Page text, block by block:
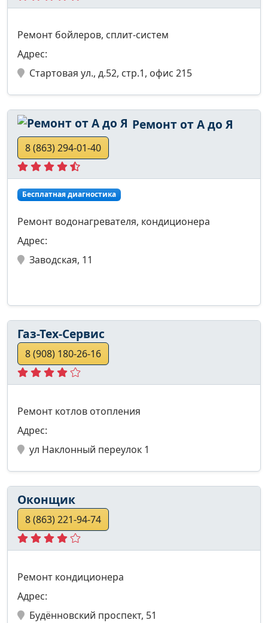
Ремонт бойлеров, сплит-систем
Адрес:
Стартовая ул., д.52, стр.1, офис 215
Ремонт от А до Я
8 (863) 294-01-40
Бесплатная диагностика
Ремонт водонагревателя, кондиционера
Адрес:
Заводская, 11
Газ-Тех-Сервис
8 (908) 180-26-16
Ремонт котлов отопления
Адрес:
ул Наклонный переулок 1
Оконщик
8 (863) 221-94-74
Ремонт кондиционера
Адрес:
Будённовский проспект, 51